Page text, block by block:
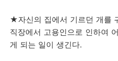
★자신의 집에서 기르던 개를
직장에서 고용인으로 인하여
게 되는 일이 생긴다.